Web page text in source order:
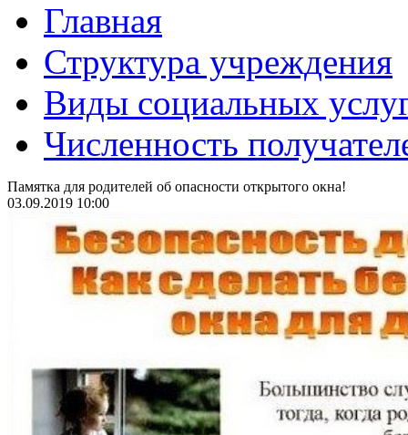
Главная
Структура учреждения
Виды социальных
Численность
Памятка для родителей об опасности открытого окна!
03.09.2019 10:00